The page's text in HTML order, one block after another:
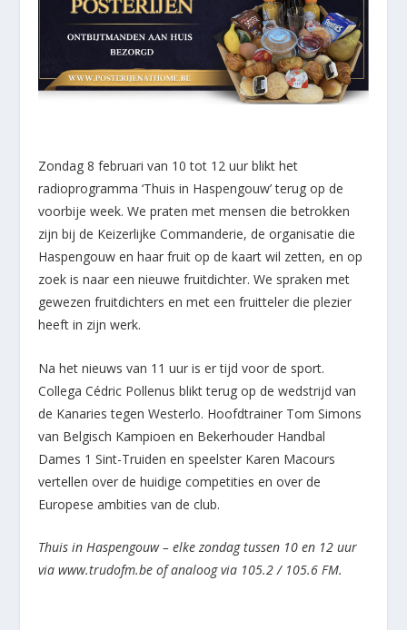
Zondag 8 februari van 10 tot 12 uur blikt het
radioprogramma ‘Thuis in Haspengouw’ terug op de
voorbije week. We praten met mensen die betrokken
zijn bij de Keizerlijke Commanderie, de organisatie die
Haspengouw en haar fruit op de kaart wil zetten, en op
zoek is naar een nieuwe fruitdichter. We spraken met
gewezen fruitdichters en met een fruitteler die plezier
heeft in zijn werk.
Na het nieuws van 11 uur is er tijd voor de sport.
Collega Cédric Pollenus blikt terug op de wedstrijd van
de Kanaries tegen Westerlo. Hoofdtrainer Tom Simons
van Belgisch Kampioen en Bekerhouder Handbal
Dames 1 Sint-Truiden en speelster Karen Macours
vertellen over de huidige competities en over de
Europese ambities van de club.
Thuis in Haspengouw – elke zondag tussen 10 en 12 uur
via www.trudofm.be of analoog via 105.2 / 105.6 FM.